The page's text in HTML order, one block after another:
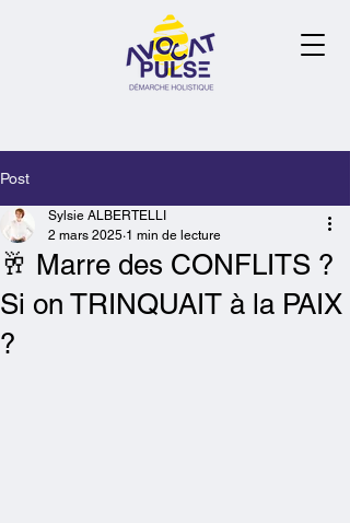
Post
🥂 Marre des CONFLITS ?
Si on TRINQUAIT à la PAIX
?
Sylsie ALBERTELLI
2 mars 2025 1 min de lecture